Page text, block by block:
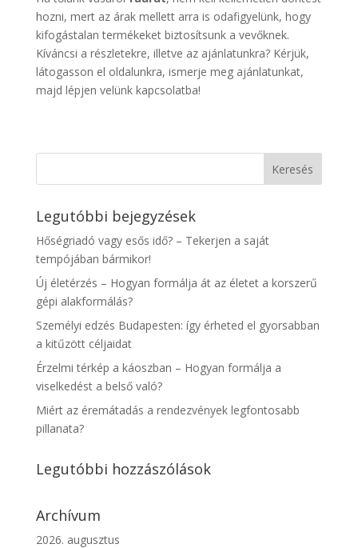
hozni, mert az árak mellett arra is odafigyelünk, hogy
kifogástalan termékeket biztosítsunk a vevőknek.
Kíváncsi a részletekre, illetve az ajánlatunkra? Kérjük,
látogasson el oldalunkra, ismerje meg ajánlatunkat,
majd lépjen velünk kapcsolatba!
Legutóbbi bejegyzések
Hőségriadó vagy esős idő? – Tekerjen a saját
tempójában bármikor!
Új életérzés – Hogyan formálja át az életet a korszerű
gépi alakformálás?
Személyi edzés Budapesten: így érheted el gyorsabban
a kitűzött céljaidat
Érzelmi térkép a káoszban – Hogyan formálja a
viselkedést a belső való?
Miért az éremátadás a rendezvények legfontosabb
pillanata?
Legutóbbi hozzászólások
Archívum
2026. augusztus